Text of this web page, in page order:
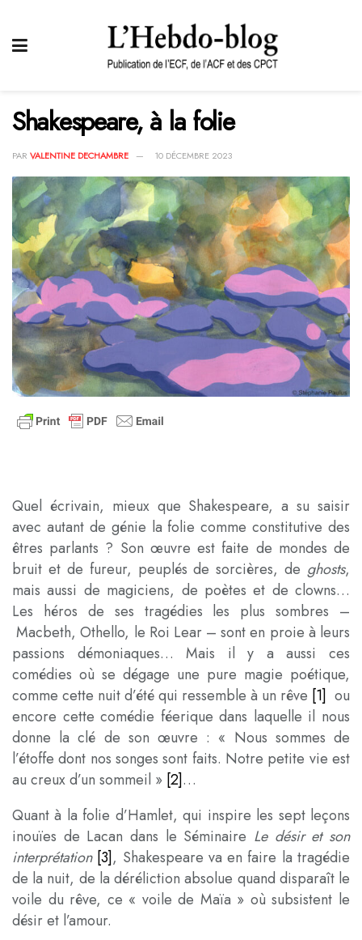
Shakespeare, à la folie
PAR VALENTINE DECHAMBRE 10 DÉCEMBRE 2023
Quel écrivain, mieux que Shakespeare, a su saisir
avec autant de génie la folie comme constitutive des
êtres parlants ? Son œuvre est faite de mondes de
bruit et de fureur, peuplés de sorcières, de ghosts,
mais aussi de magiciens, de poètes et de clowns…
Les héros de ses tragédies les plus sombres –
Macbeth, Othello, le Roi Lear – sont en proie à leurs
passions démoniaques… Mais il y a aussi ces
comédies où se dégage une pure magie poétique,
comme cette nuit d’été qui ressemble à un rêve [1] ou
encore cette comédie féerique dans laquelle il nous
donne la clé de son œuvre : « Nous sommes de
l’étoffe dont nos songes sont faits. Notre petite vie est
au creux d’un sommeil » [2]…
Quant à la folie d’Hamlet, qui inspire les sept leçons
inouïes de Lacan dans le Séminaire Le désir et son
interprétation [3], Shakespeare va en faire la tragédie
de la nuit, de la déréliction absolue quand disparaît le
voile du rêve, ce « voile de Maïa » où subsistent le
désir et l’amour.